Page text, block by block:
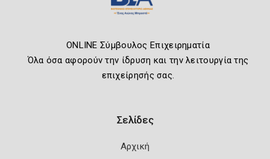
ONLINE Σύμβουλος Επιχειρηματία
Όλα όσα αφορούν την ίδρυση και την λειτουργία της
επιχείρησής σας.
Σελίδες
Αρχική